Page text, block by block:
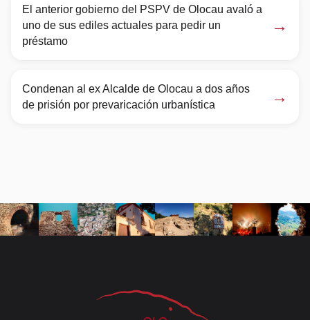
El anterior gobierno del PSPV de Olocau avaló a
uno de sus ediles actuales para pedir un
préstamo
→
Condenan al ex Alcalde de Olocau a dos años
de prisión por prevaricación urbanística
→